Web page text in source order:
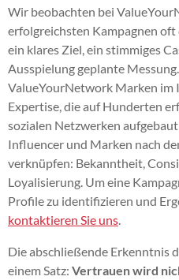
Wir beobachten bei
erfolgreichsten Kampagnen
ein klares Ziel, ein stimmiges
Ausspielung geplante
ValueYourNetwork Marken
Expertise, die auf Hunderten
sozialen Netzwerken aufgebaut
Influencer und Marken nach
verknüpfen: Bekanntheit,
Loyalisierung. Um eine
Profile zu identifizieren und
kontaktieren Sie uns
Die abschließende Erkenntnis
einem Satz: Vertrauen wird